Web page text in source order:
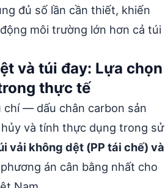
đủ số lần cần thiết, khiến
môi trường lớn hơn cả túi
và túi đay: Lựa chọn
thực tế
chí — dấu chân carbon sản
và tính thực dụng trong sử
vải không dệt (PP tái chế) và
án cân bằng nhất cho